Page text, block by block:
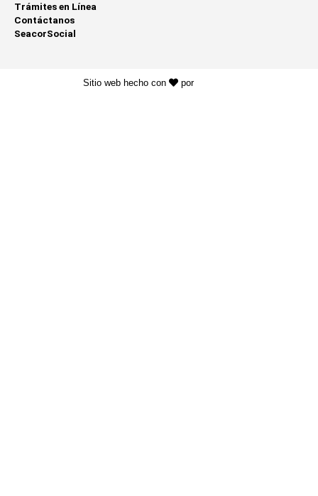
Trámites en Línea
Contáctanos
SeacorSocial
Sitio web hecho con por